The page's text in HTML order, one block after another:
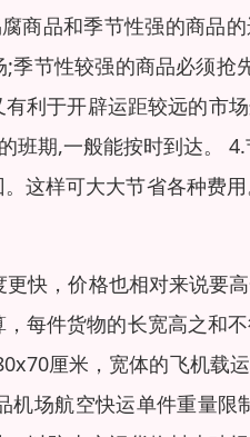
商品和季节性强的商品
节性较强的商品必须抢
利于开辟运距较远的市
班期,一般能按时到达。
这样可大大节省各种费
快，价格也相对来说要
每件货物的长宽高之和
厘米，宽体的飞机载
场航空快运单件重量限